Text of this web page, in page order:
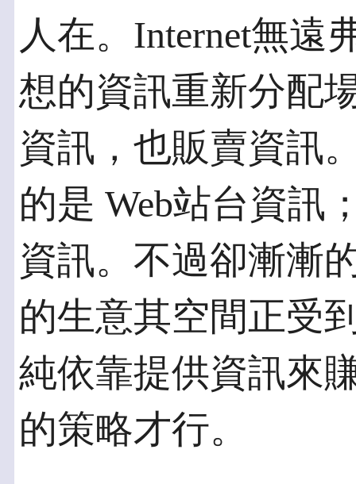
人在。Internet無遠
想的資訊重新分配
資訊，也販賣資訊
的是 Web站台資訊
資訊。不過卻漸漸
的生意其空間正受
純依靠提供資訊來
的策略才行。